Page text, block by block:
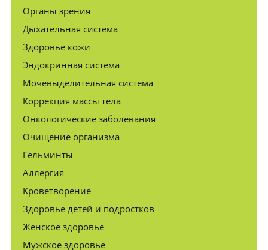
Органы зрения
Дыхательная система
Здоровье кожи
Эндокринная система
Мочевыделительная система
Коррекция массы тела
Онкологические заболевания
Очищение организма
Гельминты
Аллергия
Кроветворение
Здоровье детей и подростков
Женское здоровье
Мужское здоровье